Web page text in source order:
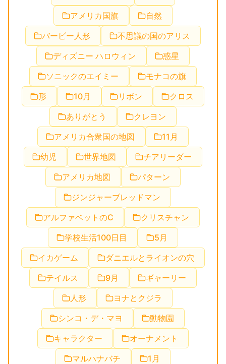
アメリカ国旗
自然
バービー人形
不思議の国のアリス
ディズニー ハロウィン
惑星
ソニックのエイミー
モナコの旗
形
10月 リボン
クロス
ありがとう
クレヨン
アメリカ合衆国の地図
11月
幼児
世界地図
チアリーダー
アメリカ地図
パターン
ジンジャーブレッドマン
アルファベットのC
クリスチャン
学校生活100日目
5月
イカゲーム
ダニエルとライオンの穴
テイルス
9月
ギャーリー
人形
ヨナとクジラ
シンコ・デ・マヨ
動物園
キャラクター
オーナメント
マルハナバチ
1月